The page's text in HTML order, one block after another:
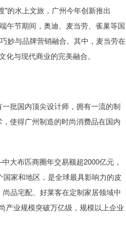
"的水上文旅，广州今年创新推出
午节期间，奥迪、麦当劳、雀巢等国
妙与品牌营销融合。其中，麦当劳在
与现代商业的完美融合。
批国内顶尖设计师，拥有一流的制
使得广州制造的时尚消费品在国内
大布匹商圈年交易额超2000亿元，
家和地区，是全球最具影响力的皮
品宅配、好莱客在定制家居领域中
产业规模突破万亿级，规模以上企业